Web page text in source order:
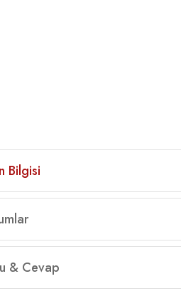
Bilgisi
& Cevap